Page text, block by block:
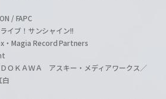
/ FAPC
イブ！サンシャイン!!
Magia Record Partners
ＯＫＡＷＡ アスキー・メディアワークス／